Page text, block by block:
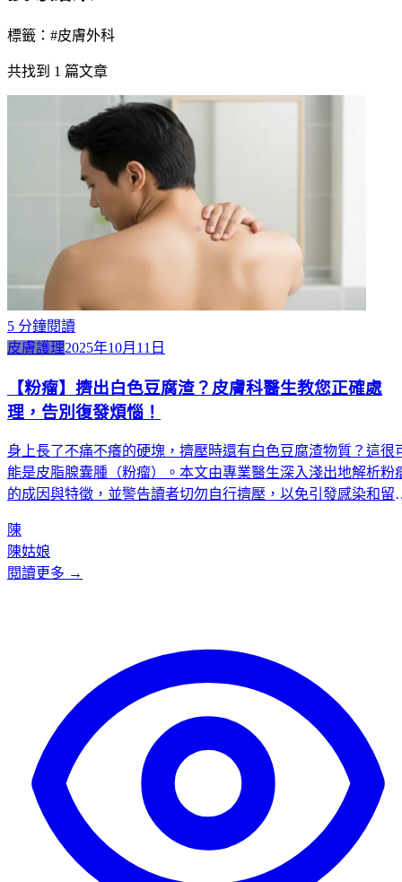
標籤：#皮膚外科
共找到 1 篇文章
5 分鐘閱讀
皮膚護理2025年10月11日
【粉瘤】擠出白色豆腐渣？皮膚科醫生教您正確處
理，告別復發煩惱！
身上長了不痛不癢的硬塊，擠壓時還有白色豆腐渣物質？這很
能是皮脂腺囊腫（粉瘤）。本文由專業醫生深入淺出地解析粉
的成因與特徵，並警告讀者切勿自行擠壓，以免引發感染和留
觀察或透過微創手術根治；對於已發炎的粉瘤，則需先消炎再
慮手術。最後，文章提醒在特定情況下（如突然變大、反覆發
炎）應立即就醫，並介紹了專業醫療中心的可靠服務與保險理
陳
陳姑娘
閱讀更多 →